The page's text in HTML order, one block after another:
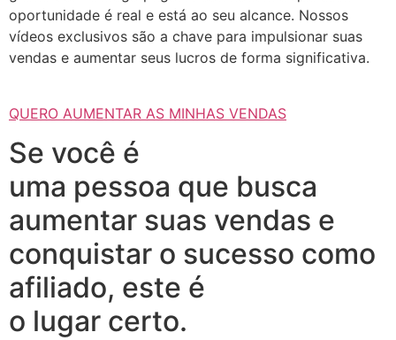
oportunidade é real e está ao seu alcance. Nossos
vídeos exclusivos são a chave para impulsionar suas
vendas e aumentar seus lucros de forma significativa.
QUERO AUMENTAR AS MINHAS VENDAS
Se você é
uma pessoa que busca
aumentar suas vendas e
conquistar o sucesso como
afiliado, este é
o lugar certo.